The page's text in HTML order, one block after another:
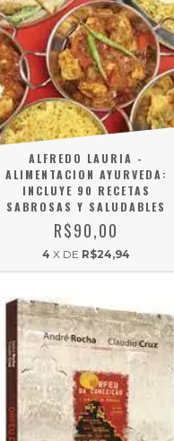
ALFREDO LAURIA -
ALIMENTACION AYURVEDA:
INCLUYE 90 RECETAS
SABROSAS Y SALUDABLES
R$90,00
4 X DE R$24,94